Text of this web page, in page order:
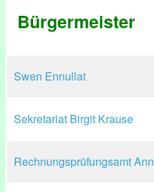
Bürgermeister
Swen Ennullat
Sekretariat Birgit Krause
Rechnungsprüfungsamt